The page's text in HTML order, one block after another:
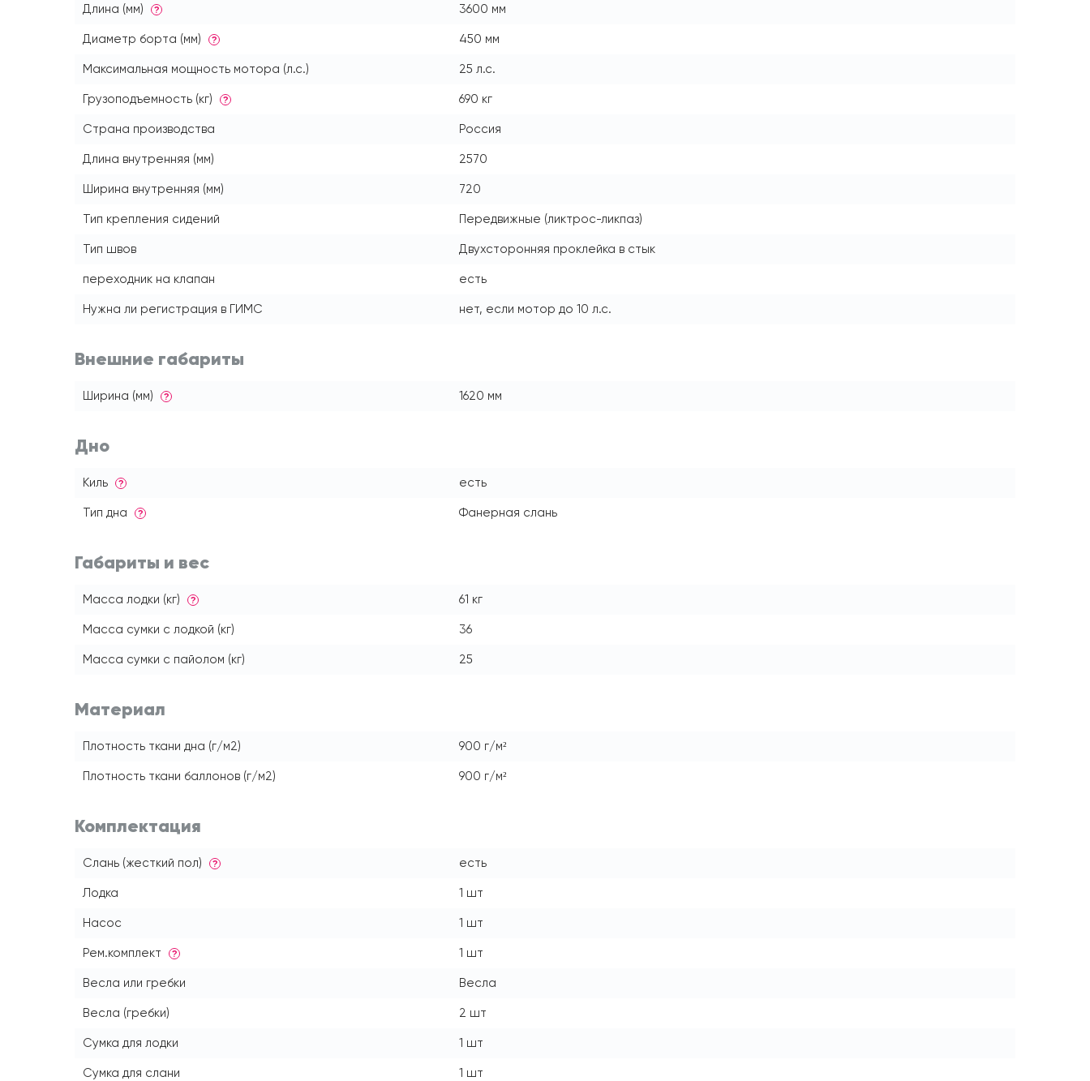
Длина (мм) ? 3600 мм
Диаметр борта (мм) ? 450 мм
Максимальная мощность мотора (л.с.) 25 л.с.
Грузоподъемность (кг) ? 690 кг
Страна производства Россия
Длина внутренняя (мм) 2570
Ширина внутренняя (мм) 720
Тип крепления сидений Передвижные (ликтрос-ликпаз)
Тип швов Двухсторонняя проклейка в стык
переходник на клапан есть
Нужна ли регистрация в ГИМС нет, если мотор до 10 л.с.
Внешние габариты
Ширина (мм) ? 1620 мм
Дно
Киль ? есть
Тип дна ? Фанерная слань
Габариты и вес
Масса лодки (кг) ? 61 кг
Масса сумки с лодкой (кг) 36
Масса сумки с пайолом (кг) 25
Материал
Плотность ткани дна (г/м2) 900 г/м²
Плотность ткани баллонов (г/м2) 900 г/м²
Комплектация
Слань (жесткий пол) ? есть
Лодка 1 шт
Насос 1 шт
Рем.комплект ? 1 шт
Весла или гребки Весла
Весла (гребки) 2 шт
Сумка для лодки 1 шт
Сумка для слани 1 шт